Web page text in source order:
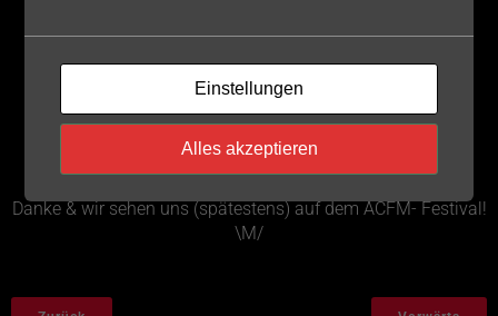
Wie geht’s weiter beim Camping?
Als Nächstes solltet ihr Beermuda (C5) buchen – das wird
Danke & wir sehen uns (spätestens) auf dem ACFM- Festival!
\M/
Einstellungen
Alles akzeptieren